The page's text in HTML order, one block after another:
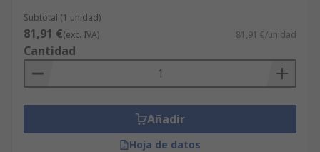
Subtotal (1 unidad)
81,91 €(exc. IVA) 81,91 €/unidad
Cantidad
Añadir
Hoja de datos